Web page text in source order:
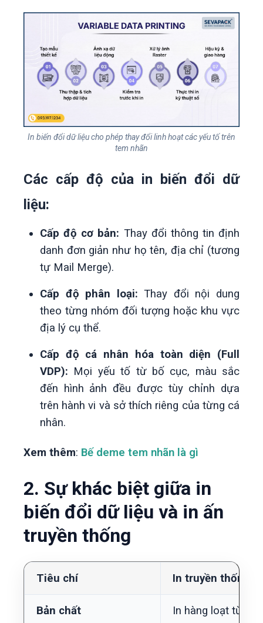
In biến đổi dữ liệu cho phép thay đổi linh hoạt các yếu tố trên
tem nhãn
Các cấp độ của in biến đổi dữ
liệu:
Cấp độ cơ bản: Thay đổi thông tin định
danh đơn giản như họ tên, địa chỉ (tương
tự Mail Merge).
Cấp độ phân loại: Thay đổi nội dung
theo từng nhóm đối tượng hoặc khu vực
địa lý cụ thể.
Cấp độ cá nhân hóa toàn diện (Full
VDP): Mọi yếu tố từ bố cục, màu sắc
đến hình ảnh đều được tùy chỉnh dựa
trên hành vi và sở thích riêng của từng cá
nhân.
Xem thêm: Bế deme tem nhãn là gì
2. Sự khác biệt giữa in
biến đổi dữ liệu và in ấn
truyền thống
Tiêu chí In truyền thống
Bản chất In hàng loạt từ